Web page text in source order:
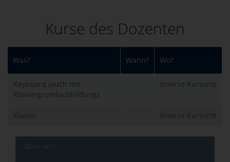
Kurse des Dozenten
Was? Wann? Wo?
Keyboard (auch mit
Klaviergrundausbildung)
diverse Kursorte
Klavier diverse Kursorte
Über uns